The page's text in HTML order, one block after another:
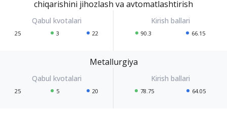
chiqarishini jihozlash va avtomatlashtirish
25 3 22 90.3 66.15
Metallurgiya
25 5 20 78.75 64.05